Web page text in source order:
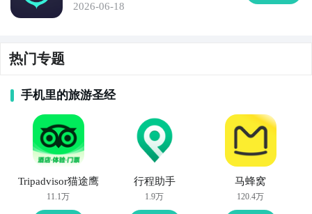
2026-06-18
热门专题
手机里的旅游圣经
Tripadvisor猫途鹰
11.1万
行程助手
1.9万
马蜂窝
120.4万